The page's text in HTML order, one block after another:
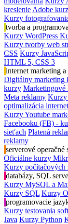
kreslenie Adobe
Kurzy
tvorba a
Kurzy WordPress
Kurzy tvorby web
CSS Kurzy
HTML 5, CSS 3
internet marketing
Digitálny marketing
kurzy Marketingové
Meta reklamy Kurzy
optimalizácia
Kurzy Youtube
Facebooku (FB) -
sieťach Platená
reklamy
serverové operačné
Oficiálne kurzy
Kurzy počítačových
databázy, SQL
Kurzy MySQL a
Kurzy SQL Kurzy
programovacie
Kurzy testovania
Java Kurzy Python